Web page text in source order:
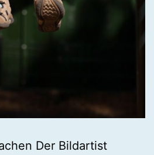
Der Bildartist